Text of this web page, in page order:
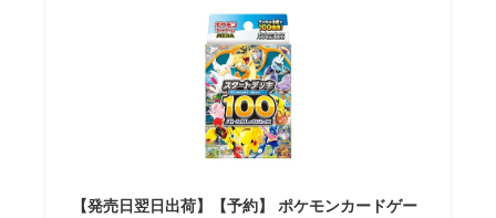
【発売日翌日出荷】【予約】 ポケモンカードゲー